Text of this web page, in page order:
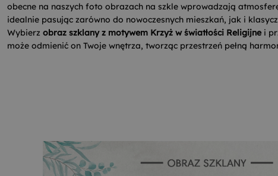
obecne na naszych foto obrazach na szkle wprowadzają
idealnie pasując zarówno do nowoczesnych mieszkań, jak i
Wybierz obraz szklany z motywem Krzyż w światłości Religijne i
może odmienić on Twoje wnętrza, tworząc przestrzeń pełną